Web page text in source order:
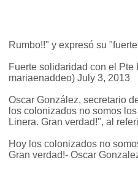
Rumbo!!" y expresó su
Fuerte solidaridad con el
mariaenaddeo) July 3, 2013
Oscar González, secretario
los colonizados no somos
Linera. Gran verdad!", al
Hoy los colonizados no
Gran verdad!- Oscar